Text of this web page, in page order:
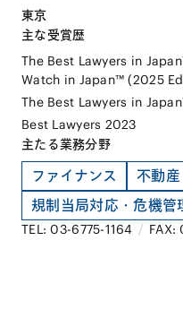
東京
主な受賞歴
The Best Lawyers in
Watch in Japan™ (2025
The Best Lawyers in
Best Lawyers 2023
主たる業務分野
ファイナンス 不動産
規制当局対応・危機管
TEL: 03-6775-1164 / FAX: